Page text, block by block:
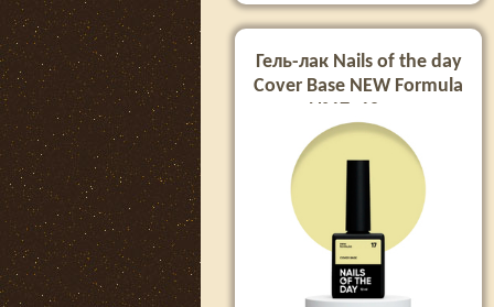
Гель-лак Nails of the day
Cover Base NEW Formula
№17, 10 мл